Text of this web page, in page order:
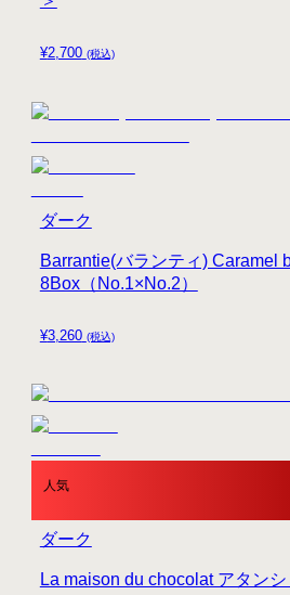
¥2,700 (税込)
¥3,260 (税込)
Barrantie(バランティ) Caramel
8Box（No.1×No.2）
ダーク
人気
La maison du chocolat アタンシ
ダーク